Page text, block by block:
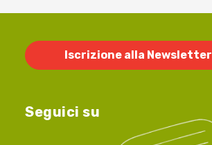
Iscrizione alla Newsletter
Seguici su